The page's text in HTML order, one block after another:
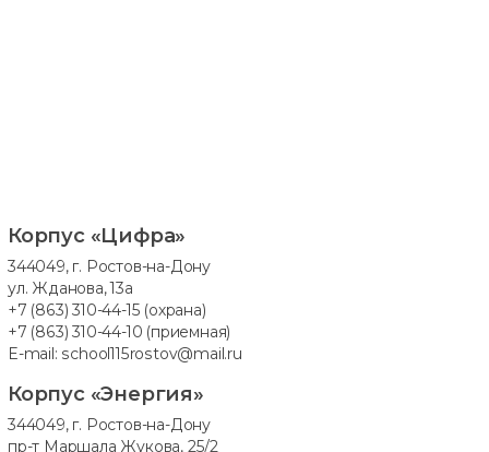
Корпус «Цифра»
344049, г. Ростов-на-Дону
ул. Жданова, 13а
+7 (863) 310-44-15 (охрана)
+7 (863) 310-44-10 (приемная)
E-mail: school115rostov@mail.ru
Корпус «Энергия»
344049, г. Ростов-на-Дону
пр-т Маршала Жукова, 25/2